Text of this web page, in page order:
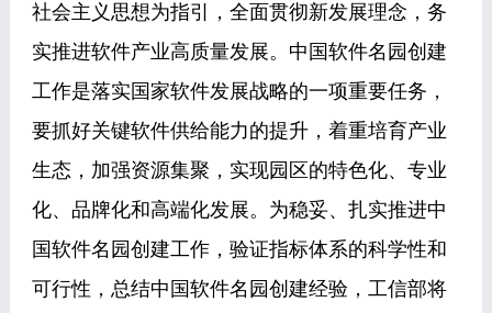
社会主义思想为指引，全面贯彻新发展理念，务
实推进软件产业高质量发展。中国软件名园创建
工作是落实国家软件发展战略的一项重要任务，
要抓好关键软件供给能力的提升，着重培育产业
生态，加强资源集聚，实现园区的特色化、专业
化、品牌化和高端化发展。为稳妥、扎实推进中
国软件名园创建工作，验证指标体系的科学性和
可行性，总结中国软件名园创建经验，工信部将